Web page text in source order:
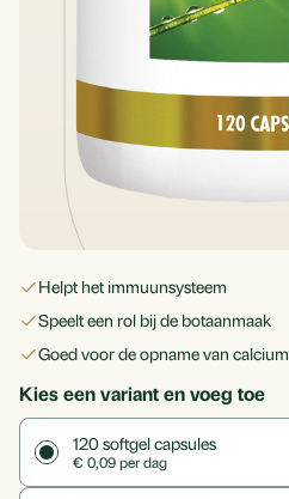
helpt het immuunsysteem
speelt een rol bij de botaanmaak
goed voor de opname van calcium
Kies een variant en voeg toe
120softgel capsules
€ 0,09 per dag